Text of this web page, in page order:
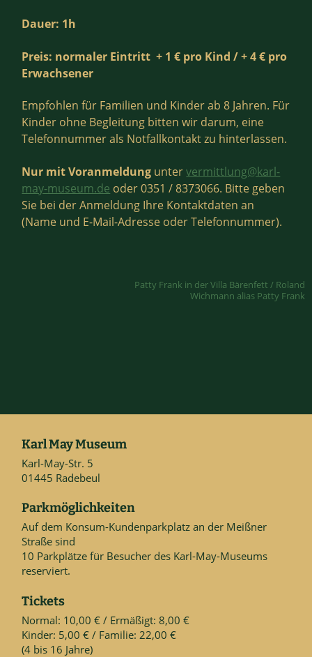
Dauer: 1h
Preis: normaler Eintritt + 1 € pro Kind / + 4 € pro
Erwachsener
Empfohlen für Familien und Kinder ab 8 Jahren. Für
Kinder ohne Begleitung bitten wir darum, eine
Telefonnummer als Notfallkontakt zu hinterlassen.
Nur mit Voranmeldung untervermittlung@karl-
may-museum.de oder 0351 / 8373066. Bitte geben
Sie bei der Anmeldung Ihre Kontaktdaten an
(Name und E-Mail-Adresse oder Telefonnummer).
Patty Frank in der Villa Bärenfett / Roland
Wichmann alias Patty Frank
Karl May Museum
Karl-May-Str. 5
01445 Radebeul
Parkmöglichkeiten
Auf dem Konsum-Kundenparkplatz an der Meißner
Straße sind
10 Parkplätze für Besucher des Karl-May-Museums
reserviert.
Tickets
Normal: 10,00 € / Ermäßigt: 8,00 €
Kinder: 5,00 € / Familie: 22,00 €
(4 bis 16 Jahre)